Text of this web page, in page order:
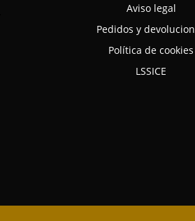
Aviso legal
Pedidos y
Política de cookies
LSSICE